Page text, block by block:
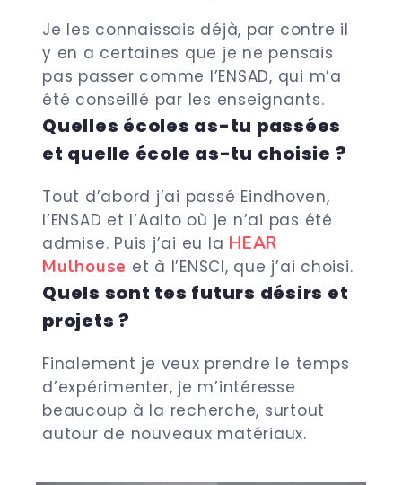
Je les connaissais déjà, par contre il
y en a certaines que je ne pensais
pas passer comme l’ENSAD, qui m’a
été conseillé par les enseignants.
Quelles écoles as-tu passées
et quelle école as-tu choisie ?
Tout d’abord j’ai passé Eindhoven,
l’ENSAD et l’Aalto où je n’ai pas été
admise. Puis j’ai eu la HEAR
Mulhouse et à l’ENSCI, que j’ai choisi.
Quels sont tes futurs désirs et
projets ?
Finalement je veux prendre le temps
d’expérimenter, je m’intéresse
beaucoup à la recherche, surtout
autour de nouveaux matériaux.